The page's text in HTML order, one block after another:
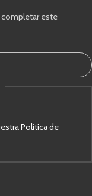
completar este
Política de